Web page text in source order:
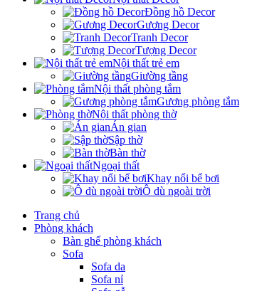
Đồng hồ Decor
Gương Decor
Tranh Decor
Tượng Decor
Nội thất trẻ em
Giường tầng
Nội thất phòng tắm
Gương phòng tắm
Nội thất phòng thờ
Án gian
Sập thờ
Bàn thờ
Ngoại thất
Khay nổi bể bơi
Ô dù ngoài trời
Trang chủ
Phòng khách
Bàn ghế phòng khách
Sofa
Sofa da
Sofa nỉ